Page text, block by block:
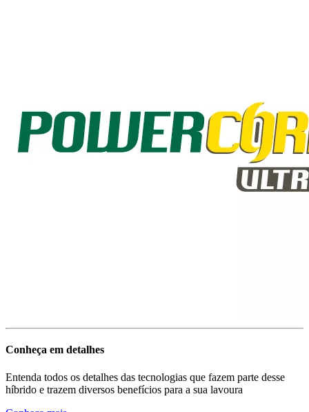
Conheça em detalhes
Entenda todos os detalhes das tecnologias que fazem parte desse
híbrido e trazem diversos benefícios para a sua lavoura